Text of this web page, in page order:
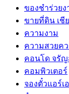
ของชำร่วยง
ขายที่ดิน เชี
ความงาม
ความสวยค
คอนโด จรั
คอมพิวเตอร์
จองตั๋วแอร์เ